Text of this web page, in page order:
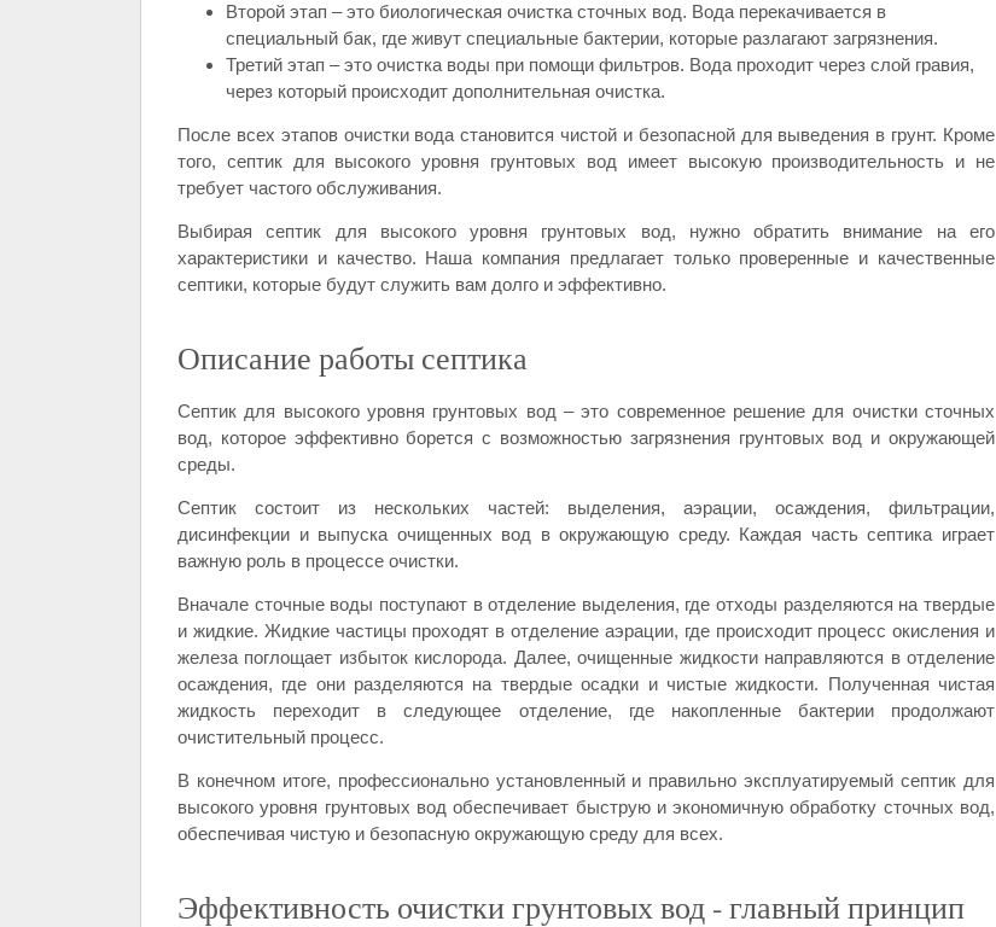
Второй этап – это биологическая очистка сточных вод. Вода перекачивается в
специальный бак, где живут специальные бактерии, которые разлагают загрязнения.
Третий этап – это очистка воды при помощи фильтров. Вода проходит через слой гравия,
через который происходит дополнительная очистка.
После всех этапов очистки вода становится чистой и безопасной для выведения в грунт. Кроме
того, септик для высокого уровня грунтовых вод имеет высокую производительность и не
требует частого обслуживания.
Выбирая септик для высокого уровня грунтовых вод, нужно обратить внимание на его
характеристики и качество. Наша компания предлагает только проверенные и качественные
септики, которые будут служить вам долго и эффективно.
Описание работы септика
Септик для высокого уровня грунтовых вод – это современное решение для очистки сточных
вод, которое эффективно борется с возможностью загрязнения грунтовых вод и окружающей
среды.
Септик состоит из нескольких частей: выделения, аэрации, осаждения, фильтрации,
дисинфекции и выпуска очищенных вод в окружающую среду. Каждая часть септика играет
важную роль в процессе очистки.
Вначале сточные воды поступают в отделение выделения, где отходы разделяются на твердые
и жидкие. Жидкие частицы проходят в отделение аэрации, где происходит процесс окисления и
железа поглощает избыток кислорода. Далее, очищенные жидкости направляются в отделение
осаждения, где они разделяются на твердые осадки и чистые жидкости. Полученная чистая
жидкость переходит в следующее отделение, где накопленные бактерии продолжают
очистительный процесс.
В конечном итоге, профессионально установленный и правильно эксплуатируемый септик для
высокого уровня грунтовых вод обеспечивает быструю и экономичную обработку сточных вод,
обеспечивая чистую и безопасную окружающую среду для всех.
Эффективность очистки грунтовых вод - главный принцип